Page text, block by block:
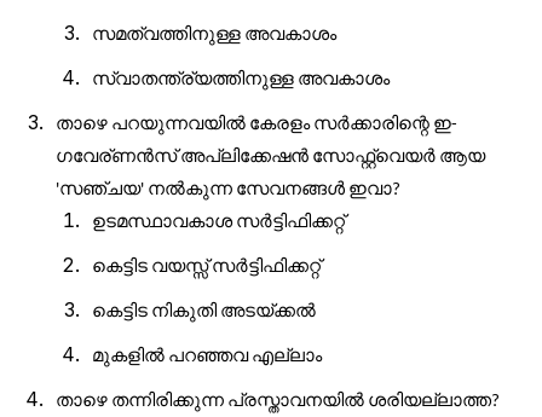
സമത്വത്തിനുള്ള അവകാശം
സ്വാതന്ത്ര്യത്തിനുള്ള അവകാശം
താഴെ പറയുന്നവയിൽ കേരളം സർക്കാരിന്റെ ഇ-
ഗവേര്ണൻസ്അപ്ലിക്കേഷൻ സോഫ്റ്റ്വെയർ ആയ
'സഞ്ചയ' നൽകുന്ന സേവനങ്ങൾ ഇവാ?
ഉടമസ്ഥാവകാശ സർട്ടിഫിക്കറ്റ്
കെട്ടിട വയസ്സ്സർട്ടിഫിക്കറ്റ്
കെട്ടിട നികുതി അടയ്ക്കൽ
മുകളിൽ പറഞ്ഞവ എല്ലാം
താഴെ തന്നിരിക്കുന്ന പ്രസ്താവനയിൽ ശരിയല്ലാത്ത?